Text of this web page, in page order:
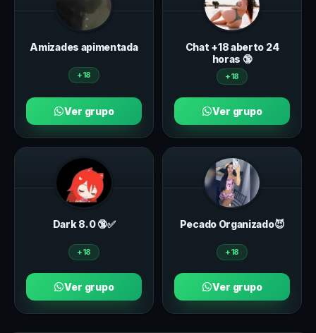
Amizades apimentada
+18
Ver grupo
Chat +18 aberto 24
horas 🔞
+18
Ver grupo
Dark 8.0 🔞✅
+18
Ver grupo
Pecado Organizado😈
+18
Ver grupo